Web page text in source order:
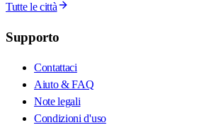
Tutte le città
Supporto
Contattaci
Aiuto & FAQ
Note legali
Condizioni d'uso